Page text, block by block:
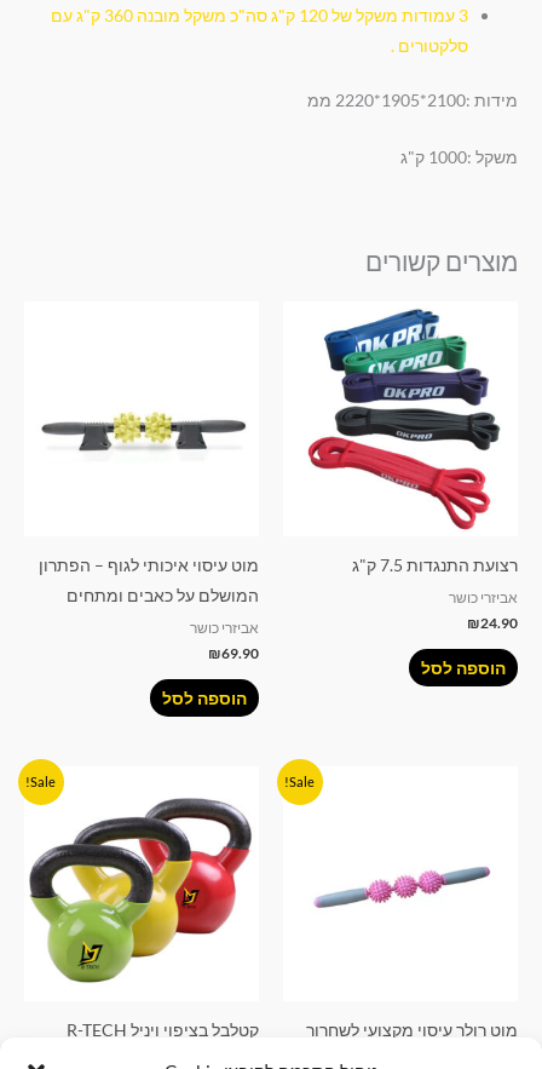
3 עמודות משקל של 120 ק"ג סה"כ משקל מובנה 360 ק"ג עם
סלקטורים .
מידות :2100*1905*2220 ממ
משקל :1000 ק"ג
מוצרים קשורים
רצועת התנגדות 7.5 ק"ג
אביזרי כושר
₪24.90
הוספה לסל
מוט עיסוי איכותי לגוף – הפתרון
המושלם על כאבים ומתחים
אביזרי כושר
₪69.90
הוספה לסל
Sale!
מוט רולר עיסוי מקצועי לשחרור
שרירים – אידיאלי לספורטאים
Sale!
קטלבל בציפוי ויניל R-TECH
משקולת קטלבל מקצועית לאימוני
עדיש
מספר
סוגים.
ניתן
לבחור
האפשרויות